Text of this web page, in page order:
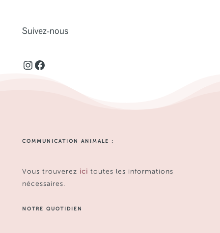
Suivez-nous
Instagram
Facebook
COMMUNICATION ANIMALE :
Vous trouverez ici toutes les informations
nécessaires.
NOTRE QUOTIDIEN